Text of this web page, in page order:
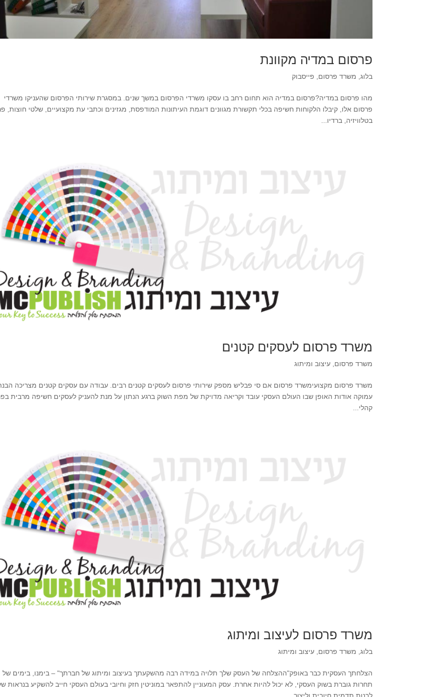
פרסום במדיה מקוונת
בלוג משרד פרסום פייסבוק
מהו פרסום במדיה?פרסום במדיה הוא תחום רחב בו עסקו משרדי הפרסום במשך שנים. במסגרת שירותי הפרסום שהעניקו משרדי
פרסום אלו, קיבלו הלקוחות חשיפה בכלי תקשורת מגוונים דוגמת העיתונות המודפסת, מגזינים וכתבי עת מקצועיים, שלטי חוצות,
בטלוויזיה, ברדיו...
משרד פרסום לעסקים קטנים
משרד פרסום,עיצוב ומיתוג
משרד פרסום מקצועימשרד פרסום אם סי פבליש מספק שירותי פרסום לעסקים קטנים רבים. עבודה עם עסקים קטנים מצריכה
עמוקה אודות האופן שבו העולם העסקי עובד וקריאה מדויקת של מפת השוק ברגע הנתון על מנת להעניק לעסקים חשיפה מרבית
קהלי...
משרד פרסום לעיצוב ומיתוג
בלוג משרד פרסום ,עיצוב ומיתוג
הצלחתך העסקית כבר באופק"ההצלחה של העסק שלך תלויה במידה רבה מהשקעתך בעיצוב ומיתוג של חברתך" – בימנו, בימים של
תחרות גוברת בשוק העסקי, לא יכול להיות אחרת. עסק המעוניין להתפאר במוניטין חזק וחיובי בעולם העסקי חייב להשקיע בנראות